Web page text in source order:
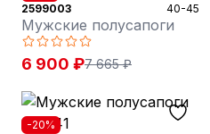
2599003
40-45
Мужские полусапоги
6 900 ₽7 665 ₽
-20%